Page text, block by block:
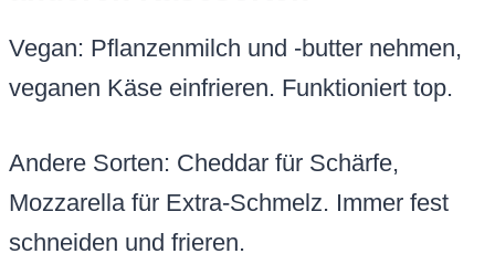
Vegan: Pflanzenmilch und -butter nehmen,
veganen Käse einfrieren. Funktioniert top.
Andere Sorten: Cheddar für Schärfe,
Mozzarella für Extra-Schmelz. Immer fest
schneiden und frieren.